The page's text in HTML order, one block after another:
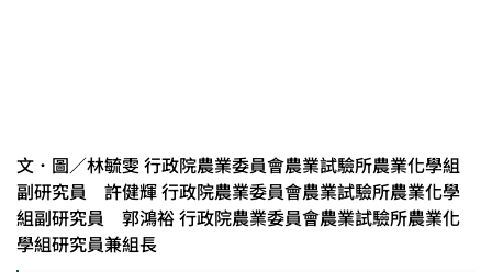
文．圖／林毓雯 行政院農業委員會農業試驗所農業化學組
副研究員 許健輝 行政院農業委員會農業試驗所農業化學
組副研究員 郭鴻裕 行政院農業委員會農業試驗所農業化
學組研究員兼組長